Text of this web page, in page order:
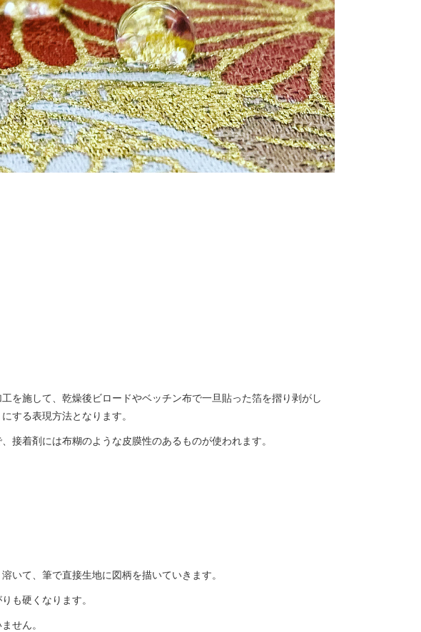
を施して、乾燥後ビロードやベッチン布で一旦貼った箔を摺り剥がし
する表現方法となります。
接着剤には布糊のような皮膜性のあるものが使われます。
いて、筆で直接生地に図柄を描いていきます。
も硬くなります。
せん。